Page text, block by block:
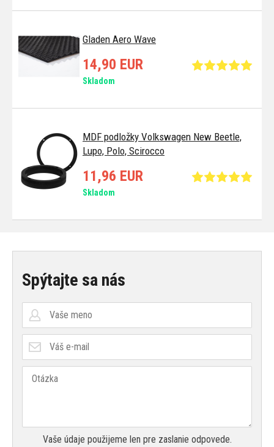
Gladen Aero Wave
14,90 EUR
Skladom
MDF podložky Volkswagen New Beetle,
Lupo, Polo, Scirocco
11,96 EUR
Skladom
Spýtajte sa nás
Vaše údaje použijeme len pre zaslanie odpovede.